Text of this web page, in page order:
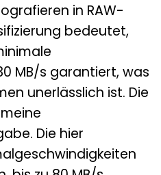
in RAW-
bedeutet,
MB/s garantiert, was
unerlässlich ist. Die
Die hier